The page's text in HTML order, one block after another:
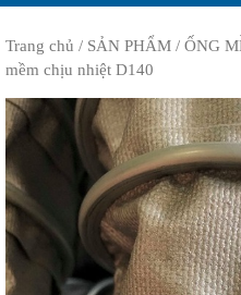
Trang chủ / SẢN PHẨM / ỐNG
mềm chịu nhiệt D140